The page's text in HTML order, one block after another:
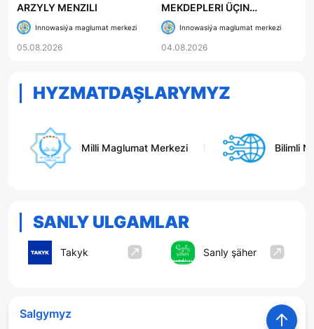
ARZYLY MENZILI
Innowasiýa maglumat merkezi
05.08.2026
MEKDEPLERI ÜÇIN
«AGRONOMÇYLYKDA
INNOWASION
TEHNOLOGIÝALAR» OKUW
Innowasiýa maglumat merkezi
04.08.2026
HYZMATDAŞLARYMYZ
Milli Maglumat Merkezi Bilimli
SANLY ULGAMLAR
Takyk Sanly şäher
Salgymyz